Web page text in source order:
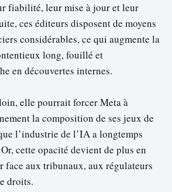
fiabilité, leur mise à jour et leur
ces éditeurs disposent de moyens
considérables, ce qui augmente la
long, fouillé et
en découvertes internes.
elle pourrait forcer Meta à
la composition de ses jeux de
l’industrie de l’IA a longtemps
cette opacité devient de plus en
aux tribunaux, aux régulateurs
droits.